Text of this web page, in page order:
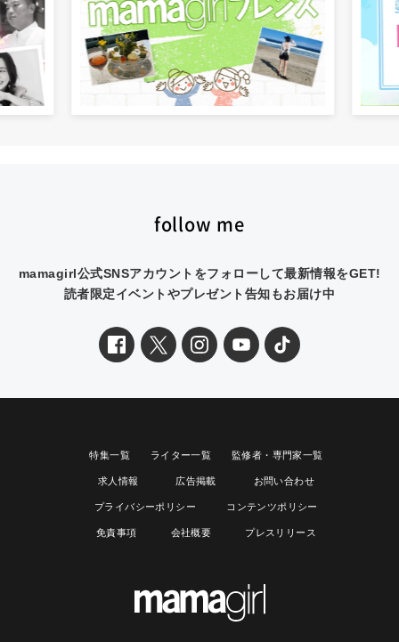
follow me
mamagirl公式SNSアカウントをフォローして最新情報をGET!
読者限定イベントやプレゼント告知もお届け中
特集一覧 ライター一覧 監修者・専門家一覧
求人情報 広告掲載 お問い合わせ
プライバシーポリシー コンテンツポリシー
免責事項 会社概要 プレスリリース